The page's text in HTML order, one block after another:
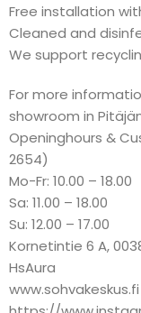
Free installation
Cleaned and
We support
For more
showroom in
Openinghours &
2654)
Mo-Fr: 10.00 – 18.00
Sa: 11.00 – 18.00
Su: 12.00 – 17.00
Kornetintie 6 A,
HsAura
www.sohvakeskus.fi